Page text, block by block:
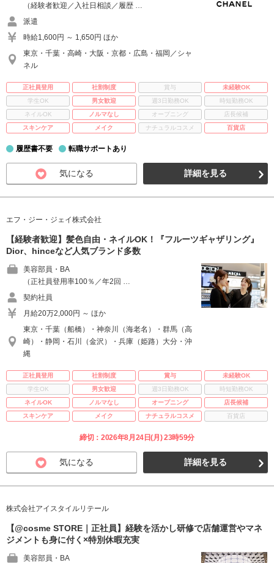
（経験者歓迎／入社日相談／履歴 …
派遣
時給1,600円 ～ 1,650円 ほか
東京・千葉・高崎・大阪・京都・広島・福岡／シャ
ネル
正社員登用 社割制度 賞与
未経験OK
学生OK
男女歓迎 週3日勤務OK
時短勤務OK
ネイルOK
ノルマなし オープニング
店長候補
スキンケア
メイク ナチュラルコスメ 百貨店
履歴書不要 転職サポートあり
気になる 詳細を見る
エフ・ジー・ジェイ株式会社
【経験者歓迎】髪色自由・ネイルOK！『フルーツギャザリング』
Dior、hinceなど人気ブランド多数
美容部員・BA
（正社員登用率100％／年2回 …
契約社員
月給20万2,000円 ～ ほか
東京・千葉（船橋）・神奈川（海老名）・群馬（高
崎）・静岡・石川（金沢）・兵庫（姫路）大分・沖
縄
正社員登用 社割制度 賞与
未経験OK
学生OK
男女歓迎 週3日勤務OK
時短勤務OK
ネイルOK
ノルマなし オープニング
店長候補
スキンケア
メイク ナチュラルコスメ 百貨店
締切：2026年8月24日(月) 23時59分
気になる 詳細を見る
株式会社アイスタイルリテール
【@cosme STORE｜正社員】経験を活かし研修で店舗運営やマネ
ジメントも身に付く×特別休暇充実
美容部員・BA